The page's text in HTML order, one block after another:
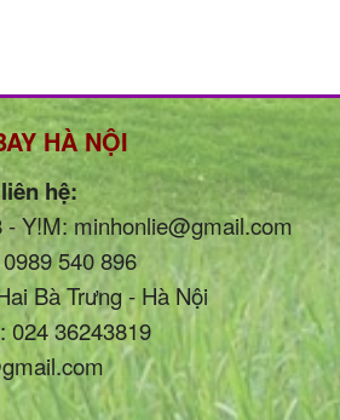
HÀ NỘI
hệ:
Y!M: minhonlie@gmail.com
540 896
Bà Trưng - Hà Nội
024 36243819